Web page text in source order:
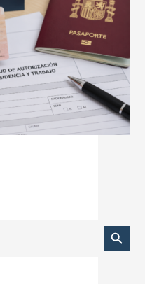
Botón de búsqueda